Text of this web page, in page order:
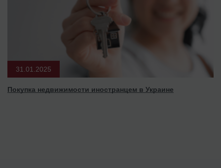
31.01.2025
Покупка недвижимости иностранцем в Украине